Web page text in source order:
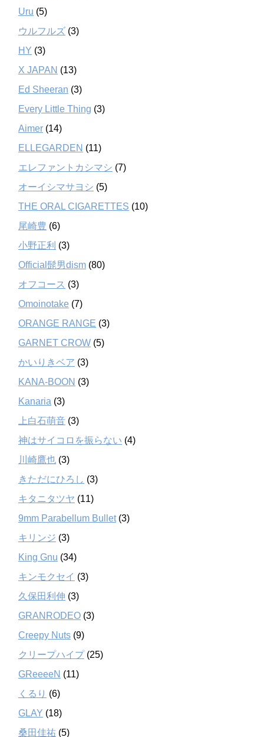
Uru (5)
ウルフルズ (3)
HY (3)
X JAPAN (13)
Ed Sheeran (3)
Every Little Thing (3)
Aimer (14)
ELLEGARDEN (11)
エレファントカシマシ (7)
オーイシマサヨシ (5)
THE ORAL CIGARETTES (10)
尾崎豊 (6)
小野正利 (3)
Official髭男dism (80)
オフコース (3)
Omoinotake (7)
ORANGE RANGE (3)
GARNET CROW (5)
かいりきベア (3)
KANA-BOON (3)
Kanaria (3)
上白石萌音 (3)
神はサイコロを振らない (4)
川崎鷹也 (3)
きただにひろし (3)
キタニタツヤ (11)
9mm Parabellum Bullet(3)
キリンジ (3)
King Gnu (34)
キンモクセイ (3)
久保田利伸 (3)
GRANRODEO (3)
Creepy Nuts (9)
クリープハイプ(25)
GReeeeN (11)
くるり (6)
GLAY (18)
桑田佳祐 (5)